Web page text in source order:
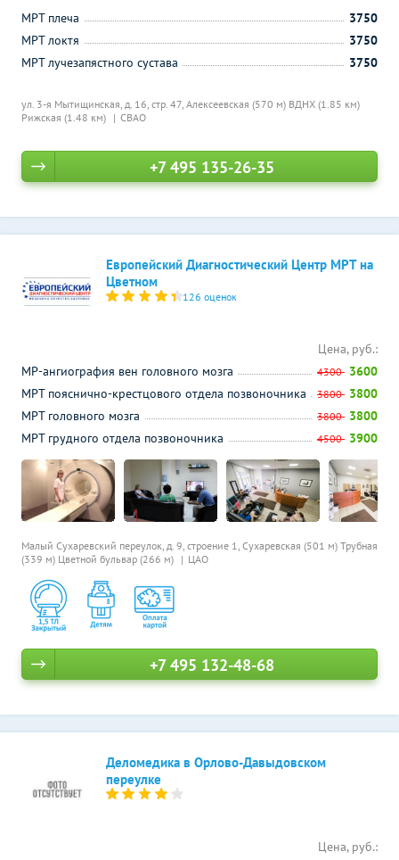
ул. 3-я Мытищинская, д. 16, стр. 47, Алексеевская (570 м) ВДНХ (1.85 км)
Рижская (1.48 км)
СВАО
МРТ плеча
3750
МРТ локтя
3750
МРТ лучезапястного сустава
3750
+7 495 135-26-35
Европейский Диагностический Центр МРТ на
Цветном
126 оценок
Малый Сухаревский переулок, д. 9, строение 1, Сухаревская (501 м) Трубная
(339 м) Цветной бульвар (266 м) ЦАО
Цена, руб.:
МР-ангиография вен головного мозга
4300 3600
МРТ пояснично-крестцового отдела позвоночника
3800 3800
МРТ головного мозга
3800 3800
МРТ грудного отдела позвоночника
4500 3900
+7 495 132-48-68
Деломедика в Орлово-Давыдовском
переулке
Цена, руб.: